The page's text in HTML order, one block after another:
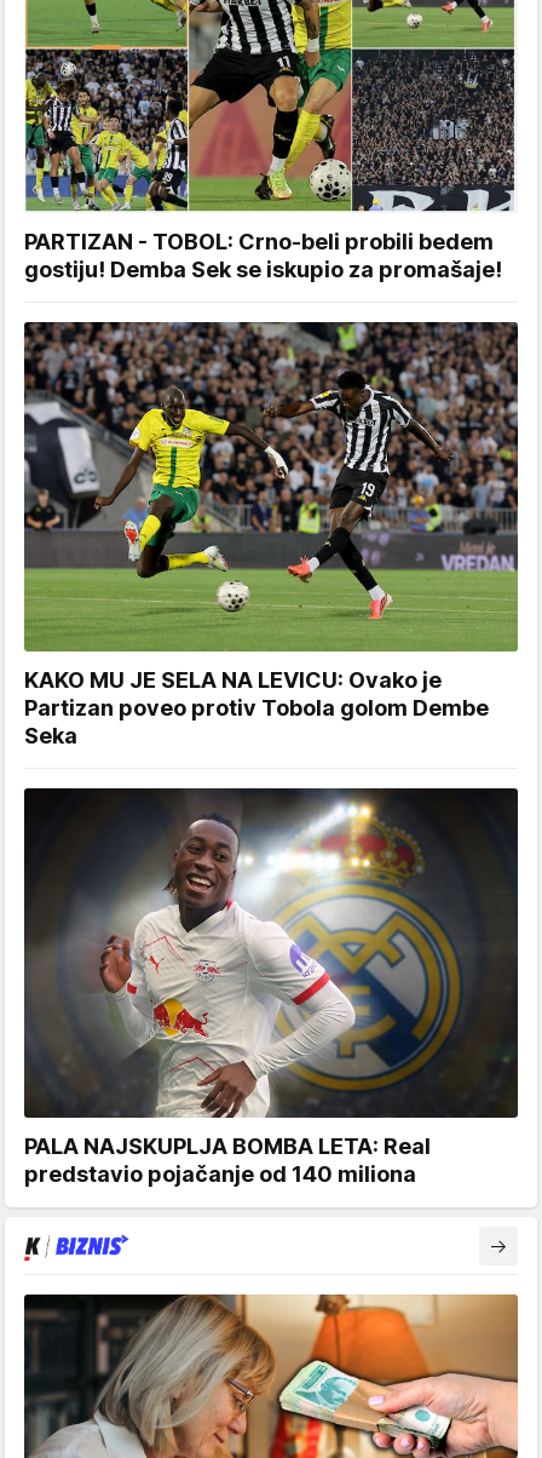
PARTIZAN - TOBOL: Crno-beli probili bedem
gostiju! Demba Sek se iskupio za promašaje!
KAKO MU JE SELA NA LEVICU: Ovako je
Partizan poveo protiv Tobola golom Dembe
Seka
PALA NAJSKUPLJA BOMBA LETA: Real
predstavio pojačanje od 140 miliona